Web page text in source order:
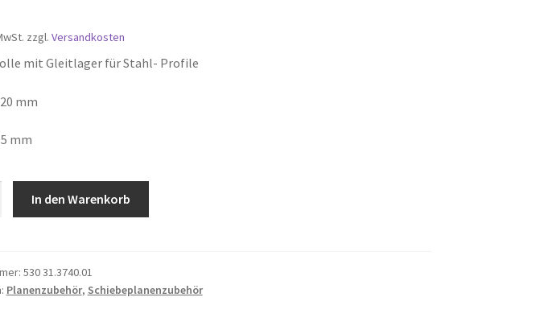
zzgl. Versandkosten
mit Gleitlager für Stahl- Profile
mm
mm
In den Warenkorb
530 31.3740.01
Planenzubehör, Schiebeplanenzubehör